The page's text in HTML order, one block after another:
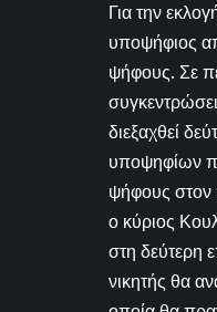
Για την
υποψήφιος
ψήφους. Σε
διεξαχθεί
υποψηφίων
ψήφους στον
ο κύριος
στη δεύτερη
νικητής θα